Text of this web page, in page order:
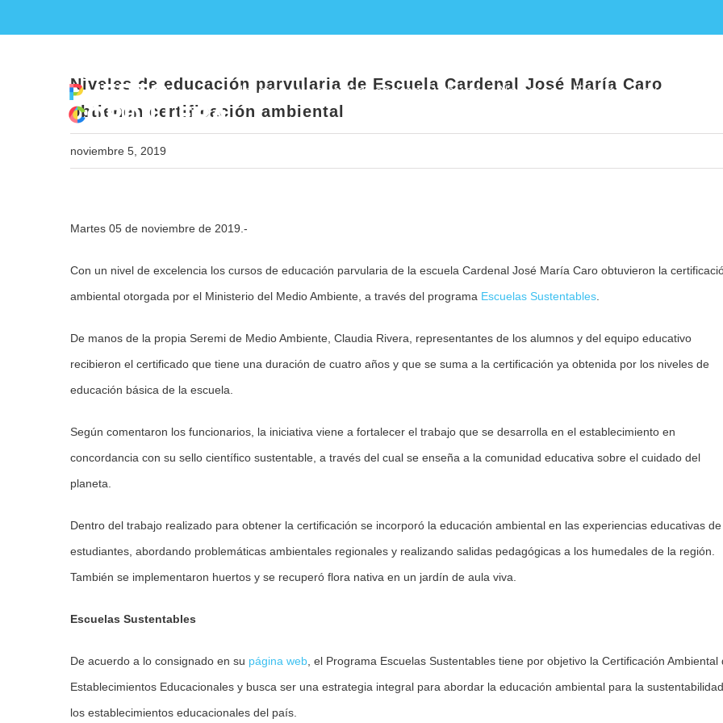
to
Inicio Nueva Educación Pública Noticias Establecimientos
Niveles de educación parvularia de Escuela Cardenal José María Caro
Niveles de educación parvularia de Escuela Cardenal José María Caro
obtienen certificación ambiental
noviembre 5, 2019
Larger
Martes 05 de noviembre de 2019.-
Con un nivel de excelencia los cursos de educación parvularia de la escuela Cardenal José María Caro obtuvieron la
ambiental otorgada por el Ministerio del Medio Ambiente, a través del programa Escuelas Sustentables
De manos de la propia Seremi de Medio Ambiente, Claudia Rivera, representantes de los alumnos y del equipo educativo
recibieron el certificado que tiene una duración de cuatro años y que se suma a la certificación ya obtenida por los niveles de
educación básica de la escuela.
Según comentaron los funcionarios, la iniciativa viene a fortalecer el trabajo que se desarrolla en el establecimiento en
concordancia con su sello científico sustentable, a través del cual se enseña a la comunidad educativa sobre el cuidado del
planeta.
Dentro del trabajo realizado para obtener la certificación se incorporó la educación ambiental en las experiencias educativas
estudiantes, abordando problemáticas ambientales regionales y realizando salidas pedagógicas a los humedales de la región.
También se implementaron huertos y se recuperó flora nativa en un jardín de aula viva.
Escuelas Sustentables
De acuerdo a lo consignado en su página web , el Programa Escuelas Sustentables tiene por objetivo la Certificación Ambiental
Establecimientos Educacionales y busca ser una estrategia integral para abordar la educación ambiental para la
los establecimientos educacionales del país.